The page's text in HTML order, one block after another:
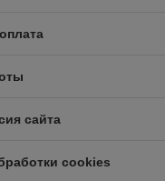
сайта
cookies